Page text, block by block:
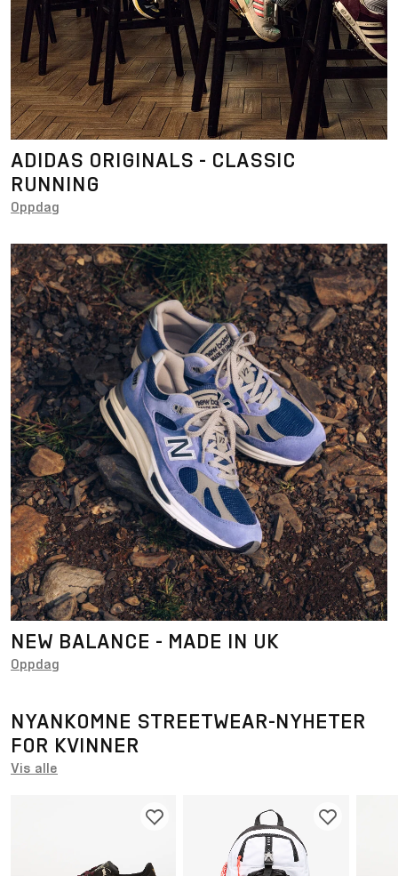
ADIDAS ORIGINALS - CLASSIC
RUNNING
Oppdag
NEW BALANCE - MADE IN UK
Oppdag
NYANKOMNE STREETWEAR-NYHETER
FOR KVINNER
Vis alle